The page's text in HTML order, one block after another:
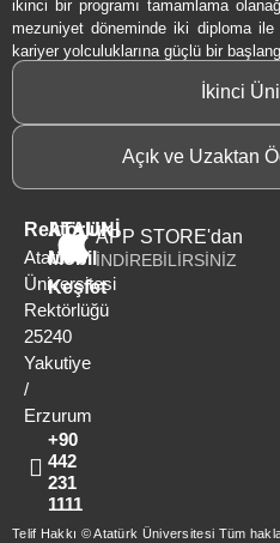
ikinci bir programı tamamlama
mezuniyet döneminde iki diploma ile
kariyer yolculuklarına güçlü bir
İkinci
Açık ve Uzaktan
Rektörlük
Atatürk
Üniversitesi
Rektörlüğü
25240
Yakutiye
/
Erzurum
+90
442
231
1111
ATAUNİ
Mobil
Keşfet
APP STORE'dan
İNDİREBİLİRSİNİZ
Telif Hakkı © Atatürk Üniversitesi Tüm